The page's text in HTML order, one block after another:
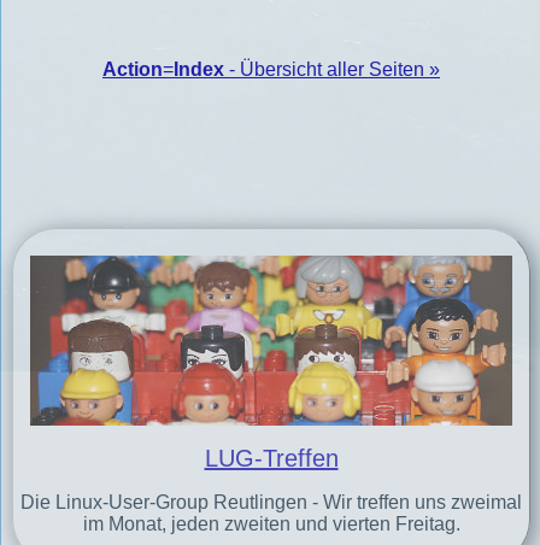
Action= Index - Übersicht aller Seiten »
LUG-Treffen
Die Linux-User-Group Reutlingen - Wir treffen uns zweimal
im Monat, jeden zweiten und vierten Freitag.